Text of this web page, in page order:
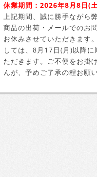
休業期間：2026年8月8日(
上記期間、誠に勝手ながら
商品の出荷・メールでのお
お休みさせていただきます
しては、8月17日(月)以降
ただきます。ご不便をお掛
んが、予めご了承の程お願